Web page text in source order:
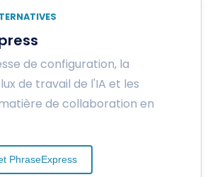
de configuration, la
de travail de l'IA et les
de collaboration en
PhraseExpress